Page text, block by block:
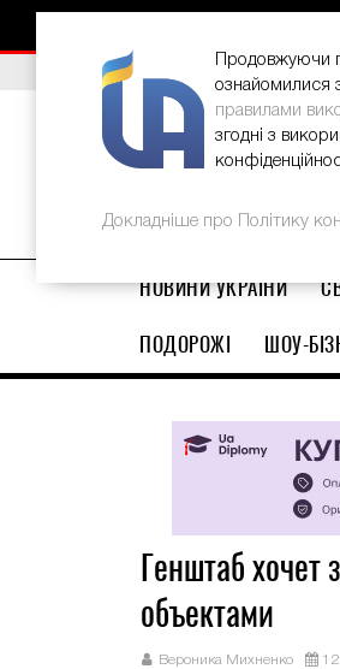
ВИБІР РЕДАКЦІЇ В
НОВИНИ УКРАЇНИ
ПОДОРОЖІ
ШОУ-
Генштаб хочет
объектами
Вероника Михненко
Продовжуючи
ознайомилися
правилами
згодні з
Докладніше про Політику